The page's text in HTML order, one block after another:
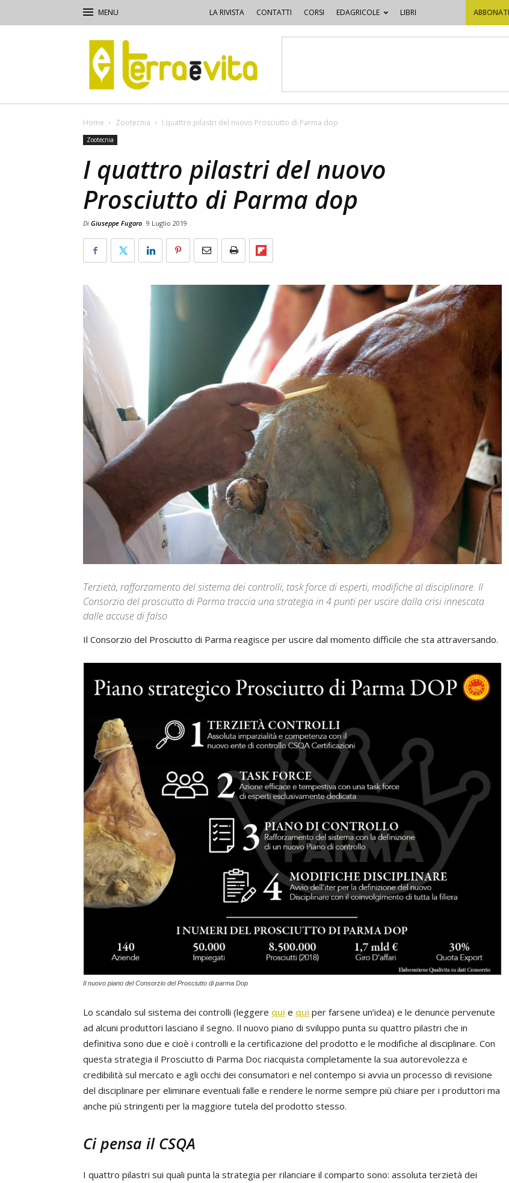
LA RIVISTA CONTATTI CORSI EDAGRICOLE LIBRI
Terra
e
Vita
Home Zootecnia I quattro pilastri del nuovo Prosciutto di Parma dop
Zootecnia
I quattro pilastri del nuovo
Prosciutto di Parma dop
Di Giuseppe Fugaro 9 Luglio 2019
Terzietà, rafforzamento del sistema dei controlli, task force di esperti, modifiche al disciplinare. Il
Consorzio del prosciutto di Parma traccia una strategia in 4 punti per uscire dalla crisi innescata
dalle accuse di falso
Il Consorzio del Prosciutto di Parma reagisce per uscire dal momento difficile che sta attraversando.
Il nuovo piano del Consorzio del Prosciutto di parma Dop
Lo scandalo sul sistema dei controlli (leggere qui e qui per farsene un’idea) e le denunce pervenute
ad alcuni produttori lasciano il segno. Il nuovo piano di sviluppo punta su quattro pilastri che in
definitiva sono due e cioè i controlli e la certificazione del prodotto e le modifiche al disciplinare. Con
questa strategia il Prosciutto di Parma Doc riacquista completamente la sua autorevolezza e
credibilità sul mercato e agli occhi dei consumatori e nel contempo si avvia un processo di revisione
del disciplinare per eliminare eventuali falle e rendere le norme sempre più chiare per i produttori ma
anche più stringenti per la maggiore tutela del prodotto stesso.
Ci pensa il CSQA
I quattro pilastri sui quali punta la strategia per rilanciare il comparto sono: assoluta terzietà dei